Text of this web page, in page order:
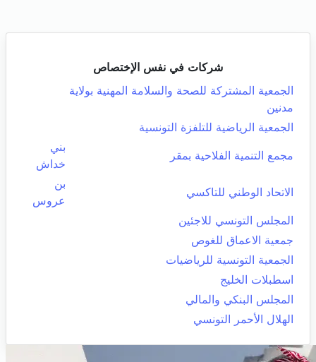
شركات في نفس الإختصاص
الجمعية المشتركة للصحة والسلامة المهنية بولاية
مدنين
الجمعية الرياضية للتلفزة التونسية
مجمع التنمية الفلاحية بمقر
بني
خداش
الاتحاد الوطني للتاكسي
بن
عروس
المجلس التونسي للاجئين
جمعية الاعماق للغوص
الجمعية التونسية للرياضيات
اسطبلات الخليج
المجلس البنكي والمالي
الهلال الأحمر التونسي